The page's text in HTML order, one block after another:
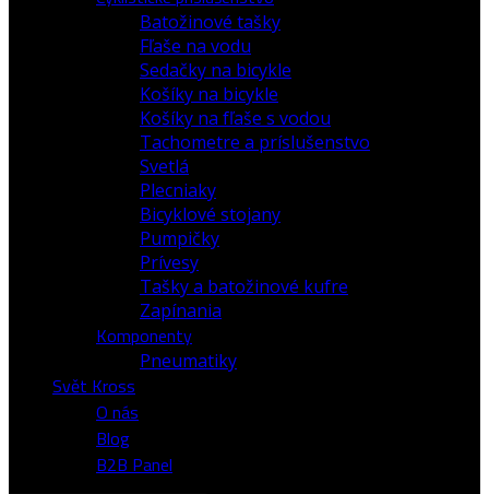
Batožinové tašky
Fľaše na vodu
Sedačky na bicykle
Košíky na bicykle
Košíky na fľaše s vodou
Tachometre a príslušenstvo
Svetlá
Plecniaky
Bicyklové stojany
Pumpičky
Prívesy
Tašky a batožinové kufre
Zapínania
Komponenty
Pneumatiky
Svět Kross
O nás
Blog
B2B Panel